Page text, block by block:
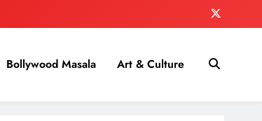
Bollywood Masala Art & Culture